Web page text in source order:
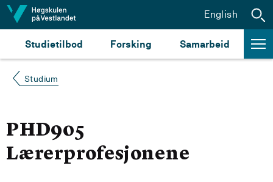
Hopp til innhald
Studietilbod Forsking Samarbeid
English
Studium
PHD905
Lærerprofesjonene